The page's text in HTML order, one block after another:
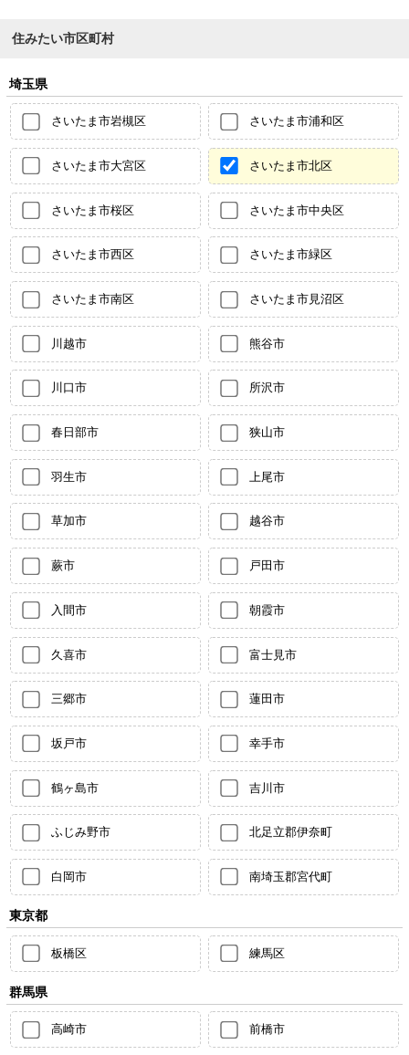
住みたい市区町村
埼玉県
さいたま市岩槻区 さいたま市浦和区
さいたま市大宮区 さいたま市北区
さいたま市桜区 さいたま市中央区
さいたま市西区 さいたま市緑区
さいたま市南区 さいたま市見沼区
川越市 熊谷市
川口市 所沢市
春日部市 狭山市
羽生市 上尾市
草加市 越谷市
蕨市 戸田市
入間市 朝霞市
久喜市 富士見市
三郷市 蓮田市
坂戸市 幸手市
鶴ヶ島市 吉川市
ふじみ野市 北足立郡伊奈町
白岡市 南埼玉郡宮代町
東京都
板橋区 練馬区
群馬県
高崎市 前橋市